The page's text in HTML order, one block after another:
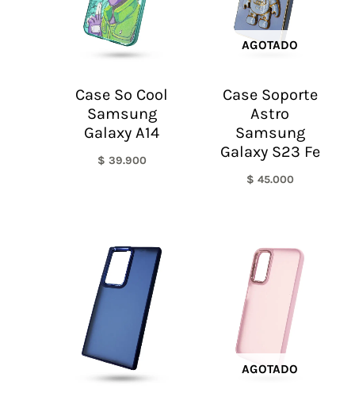
Case So Cool
Samsung
Galaxy A14
$ 39.900
AGOTADO
Case Soporte
Astro
Samsung
Galaxy S23 Fe
$ 45.000
AGOTADO